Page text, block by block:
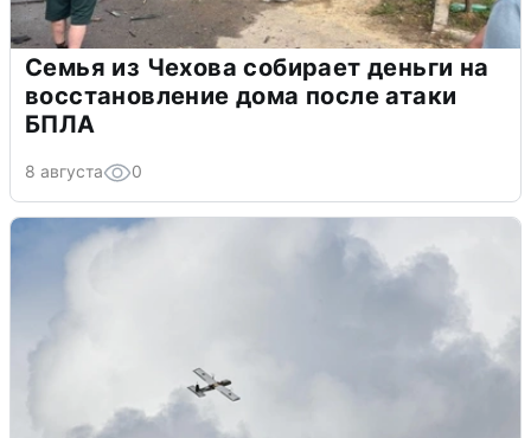
Семья из Чехова собирает деньги на
восстановление дома после атаки
БПЛА
8 августа 0